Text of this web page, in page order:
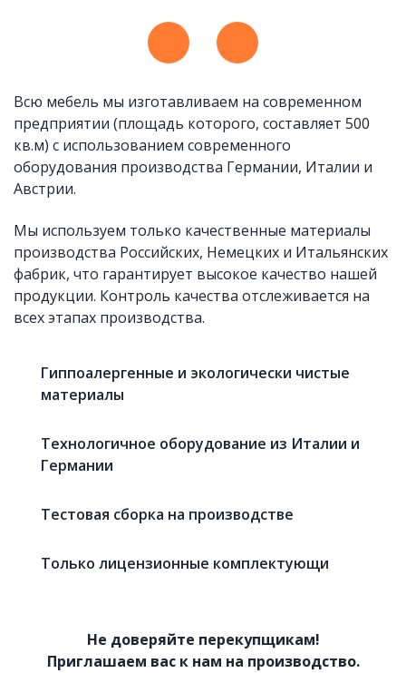
Всю мебель мы изготавливаем на современном
предприятии (площадь которого, составляет 500
кв.м) с использованием современного
оборудования производства Германии, Италии и
Австрии.
Мы используем только качественные материалы
производства Российских, Немецких и Итальянских
фабрик, что гарантирует высокое качество нашей
продукции. Контроль качества отслеживается на
всех этапах производства.
Гиппоалергенные и экологически чистые
материалы
Технологичное оборудование из Италии и
Германии
Тестовая сборка на производстве
Только лицензионные комплектующи
Не доверяйте перекупщикам!
Приглашаем вас к нам на производство.